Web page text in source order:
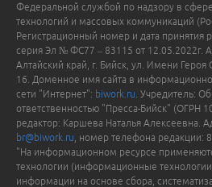
Федеральной службой по надзору в
технологий и массовых коммуникаций
Регистрационный номер и дата принятия
серия Эл № ФС77 – 83115 от 12.05.2022г.
Алтайский край, г. Бийск, ул. Имени Героя
16. Доменное имя сайта в
сети "Интернет": biwork.ru . Учредитель:
ответственностью "Пресса-Бийск" (ОГРН
редактор: Каршева Наталья Алексеевна.
br@biwork.ru , номер телефона редакции:
"На информационном ресурсе
технологии (информационные
информации на основе сбора,